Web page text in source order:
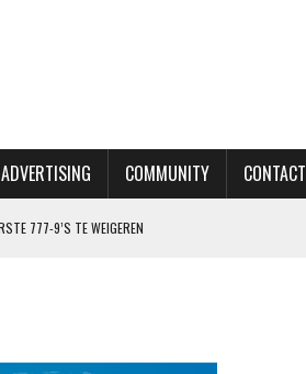
ADVERTISING COMMUNITY CONTACT
777-9’S TE WEIGEREN
SCHIPHOL